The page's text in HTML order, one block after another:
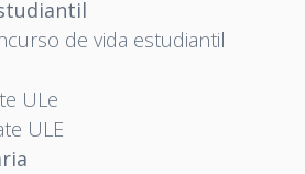
de vida estudiantil
ULe
ULE